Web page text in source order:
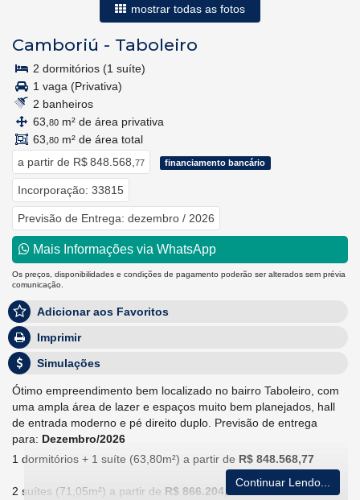
mostrar todas as fotos
Camboriú - Taboleiro
2 dormitórios (1 suíte)
1 vaga (Privativa)
2 banheiros
63, 80 m² de área privativa
63, 80 m² de área total
a partir de R$ 848.568, 77 financiamento bancário
Incorporação: 33815
Previsão de Entrega: dezembro / 2026
Mais Informações via WhatsApp
Os preços, disponibilidades e condições de pagamento poderão ser alterados sem prévia
comunicação.
Adicionar aos Favoritos
Imprimir
Simulações
Ótimo empreendimento bem localizado no bairro Taboleiro, com
uma ampla área de lazer e espaços muito bem planejados, hall
de entrada moderno e pé direito duplo. Previsão de entrega
para: Dezembro/2026
1 dormitórios + 1 suíte (63,80m²) a partir de R$ 848.568,77
2 suítes (71,05m²) a partir de R$ 866.204,05
Continuar Lendo...